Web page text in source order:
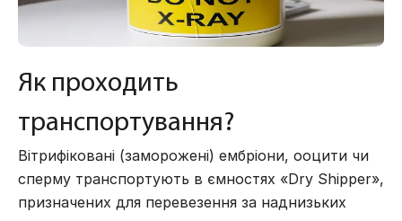
Як проходить
транспортування?
Вітрифіковані (заморожені) ембріони, ооцити чи
сперму транспортують в ємностях «Dry Shipper»,
призначених для перевезення за наднизьких